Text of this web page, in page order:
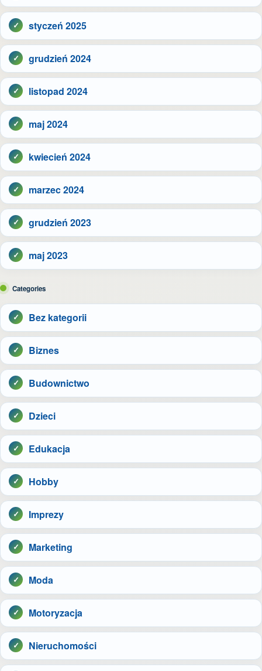
styczeń 2025
grudzień 2024
listopad 2024
maj 2024
kwiecień 2024
marzec 2024
grudzień 2023
maj 2023
Categories
Bez kategorii
Biznes
Budownictwo
Dzieci
Edukacja
Hobby
Imprezy
Marketing
Moda
Motoryzacja
Nieruchomości